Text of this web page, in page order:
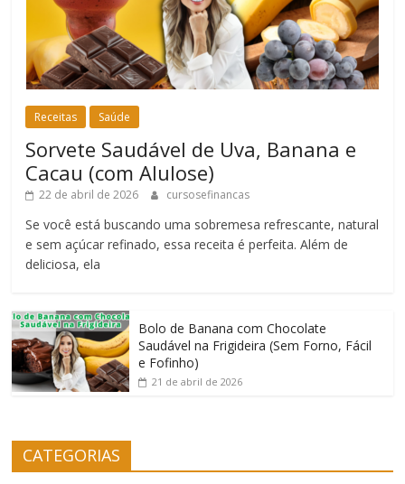
Receitas Saúde
Sorvete Saudável de Uva, Banana e
Cacau (com Alulose)
22 de abril de 2026 cursosefinancas
Se você está buscando uma sobremesa refrescante, natural
e sem açúcar refinado, essa receita é perfeita. Além de
deliciosa, ela
Bolo de Banana com Chocolate
Saudável na Frigideira (Sem Forno, Fácil
e Fofinho)
21 de abril de 2026
CATEGORIAS